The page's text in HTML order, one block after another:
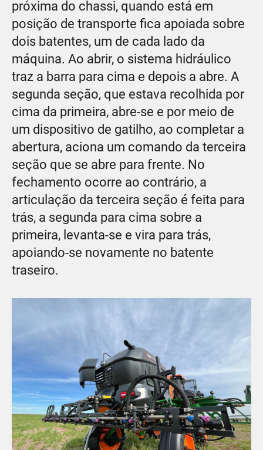
próxima do chassi, quando está em
posição de transporte fica apoiada sobre
dois batentes, um de cada lado da
máquina. Ao abrir, o sistema hidráulico
traz a barra para cima e depois a abre. A
segunda seção, que estava recolhida por
cima da primeira, abre-se e por meio de
um dispositivo de gatilho, ao completar a
abertura, aciona um comando da terceira
seção que se abre para frente. No
fechamento ocorre ao contrário, a
articulação da terceira seção é feita para
trás, a segunda para cima sobre a
primeira, levanta-se e vira para trás,
apoiando-se novamente no batente
traseiro.